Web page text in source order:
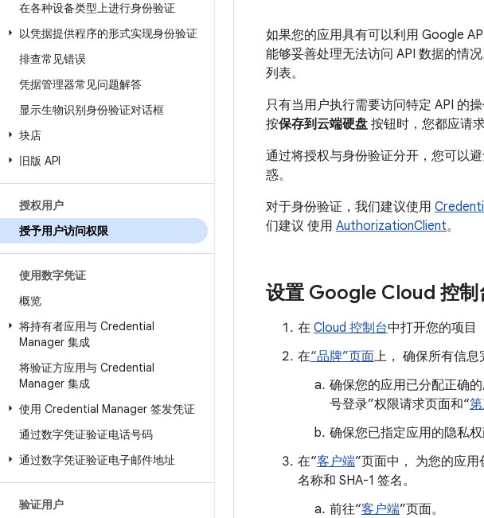
在各种设备类型上进行身份验证
以凭据提供程序的形式实现身份验证
排查常见错误
凭据管理器常见问题解答
显示生物识别身份验证对话框
块店
旧版 API
授权用户
授予用户访问权限
使用数字凭证
概览
将持有者应用与 Credential
Manager 集成
将验证方应用与 Credential
Manager 集成
使用 Credential Manager 签发凭证
通过数字凭证验证电话号码
通过数字凭证验证电子邮件地址
验证用户
如果您的应用具有可以利用 Google
能够妥善处理无法访问 API 数据的情
列表。
只有当用户执行需要访问特定 API 的
按保存到云端硬盘 按钮时，您都应请
通过将授权与身份验证分开，您可以
惑。
对于身份验证，我们建议使用
们建议 使用 AuthorizationClient。
设置 Google Cloud 控制
在 Cloud 控制台中打开您的项目
在“品牌”页面上， 确保所有信息
确保您的应用已分配正确
号登录”权限请求页面和“
确保您已指定应用的隐私
在“客户端”页面中， 为您的应
名称和 SHA-1 签名。
前往“客户端”页面。